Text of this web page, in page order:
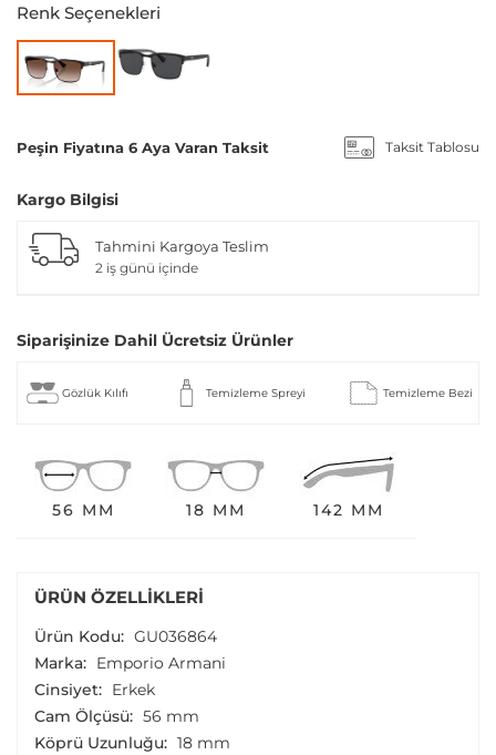
Renk Seçenekleri
Peşin Fiyatına 6 Aya Varan Taksit Taksit Tablosu
Kargo Bilgisi
Tahmini Kargoya Teslim
2 iş günü içinde
Siparişinize Dahil Ücretsiz Ürünler
Gözlük Kılıfı Temizleme Spreyi Temizleme Bezi
56 MM 18 MM 142 MM
ÜRÜN ÖZELLIKLERI
Ürün Kodu: GU036864
Marka: Emporio Armani
Cinsiyet: Erkek
Cam Ölçüsü: 56 mm
Köprü Uzunluğu: 18 mm